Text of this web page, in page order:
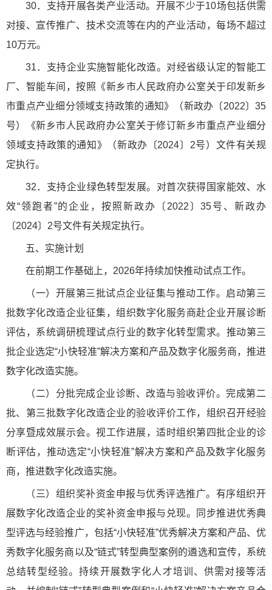
30．支持开展各类产业活动。开展不少于10场包括供需
对接、宣传推广、技术交流等在内的产业活动，每场不超过
10万元。
31．支持企业实施智能化改造。对经省级认定的智能工
厂、智能车间，按照《新乡市人民政府办公室关于印发新乡
市重点产业细分领域支持政策的通知》（新政办〔2022〕35
号）《新乡市人民政府办公室关于修订新乡市重点产业细分
领域支持政策的通知》（新政办〔2024〕2号）文件有关规
定执行。
32．支持企业绿色转型发展。对首次获得国家能效、水
效“领跑者”的企业，按照新政办〔2022〕35号、新政办
〔2024〕2号文件有关规定执行。
五、实施计划
在前期工作基础上，2026年持续加快推动试点工作。
（一）开展第三批试点企业征集与推动工作。启动第三
批数字化改造企业征集，组织数字化服务商赴企业开展诊断
评估，系统调研梳理试点行业的数字化转型需求。推动第三
批企业选定“小快轻准”解决方案和产品及数字化服务商，推进
数字化改造实施。
（二）分批完成企业诊断、改造与验收评价。完成第二
批、第三批数字化改造企业的验收评价工作，组织召开经验
分享暨成效展示会。视工作进展，适时组织第四批企业的诊
断评估，推动选定“小快轻准”解决方案和产品及数字化服务
商，推进数字化改造实施。
（三）组织奖补资金申报与优秀评选推广。有序组织开
展数字化改造企业的奖补资金申报与兑现。同步推进优秀典
型评选与经验推广，包括“小快轻准”优秀解决方案和产品、优
秀数字化服务商以及“链式”转型典型案例的遴选和宣传，系统
总结转型经验。持续开展数字化人才培训、供需对接等活